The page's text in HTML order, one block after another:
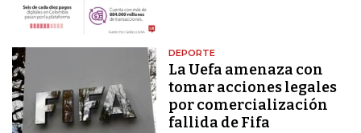
DEPORTE
La Uefa amenaza con
tomar acciones legales
por comercialización
fallida de Fifa